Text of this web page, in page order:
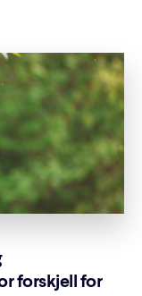
forskjell for